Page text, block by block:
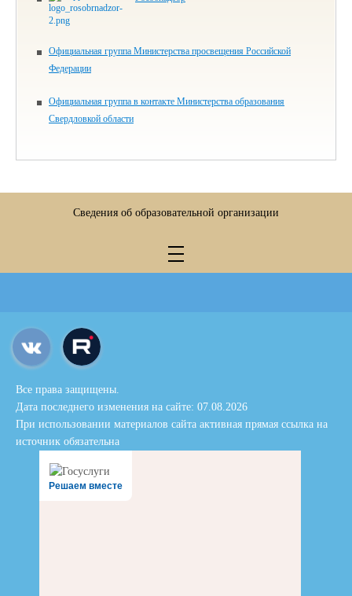
Официальная группа Министерства просвещения Российской
Федерации
Официальная группа в контакте Министерства образования
Свердловкой области
Сведения об образовательной организации
Все права защищены.
Дата последнего изменения на сайте: 07.08.2026
При использовании материалов сайта активная прямая ссылка на
источник обязательна
Решаем вместе